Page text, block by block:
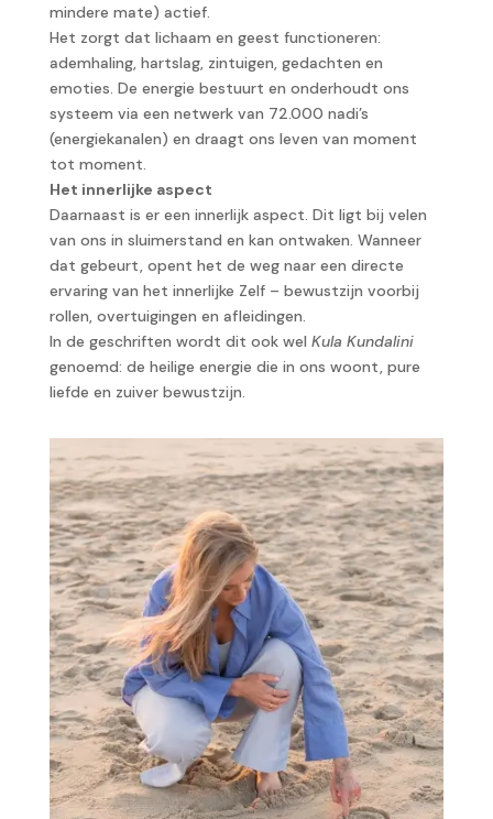
mindere mate) actief.
Het zorgt dat lichaam en geest functioneren:
ademhaling, hartslag, zintuigen, gedachten en
emoties. De energie bestuurt en onderhoudt ons
systeem via een netwerk van 72.000 nadi’s
(energiekanalen) en draagt ons leven van moment
tot moment.
Het innerlijke aspect
Daarnaast is er een innerlijk aspect. Dit ligt bij velen
van ons in sluimerstand en kan ontwaken. Wanneer
dat gebeurt, opent het de weg naar een directe
ervaring van het innerlijke Zelf – bewustzijn voorbij
rollen, overtuigingen en afleidingen.
In de geschriften wordt dit ook wel Kula Kundalini
genoemd: de heilige energie die in ons woont, pure
liefde en zuiver bewustzijn.